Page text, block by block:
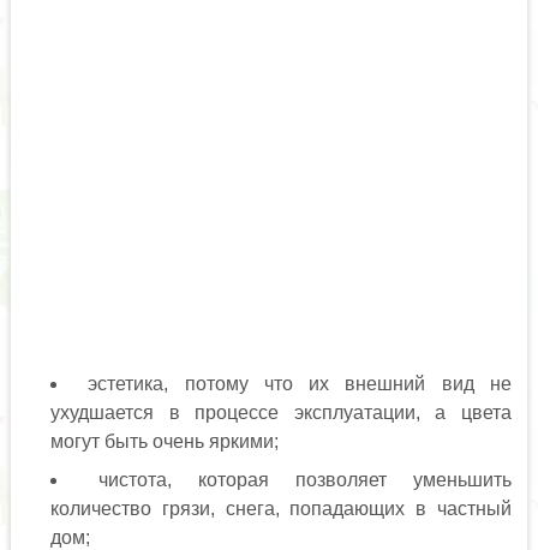
эстетика, потому что их внешний вид не
ухудшается в процессе эксплуатации, а цвета
могут быть очень яркими;
чистота, которая позволяет уменьшить
количество грязи, снега, попадающих в частный
дом;